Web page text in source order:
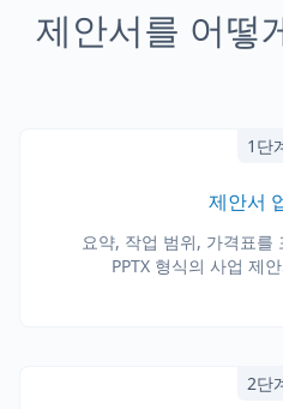
제안서를 어떻
1단
제안서
요약, 작업 범위, 가격표를
PPTX 형식의 사업 제
2단